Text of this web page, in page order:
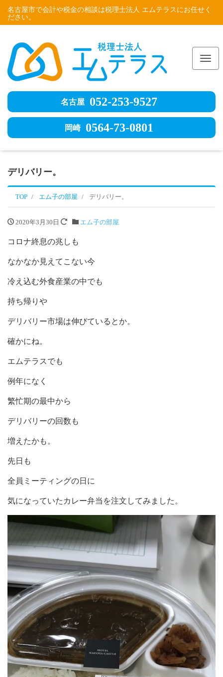
名古屋市で会計や税金の相談は税理士法人 エムテラスにお任せく
ださい。
名古屋 052-253-9527
岡崎 0564-73-0801
デリバリー。
TOP エム子の部屋 デリバリー。
2020年3月30日 エム子の部屋
コロナ終息の兆しも
なかなか見えてこない今
冷え込む外食産業の中でも
持ち帰りや
デリバリー市場は伸びているとか。
確かにね。
エムテラスでも
例年になく
繁忙期の最中から
デリバリーの回数も
増えたかも。
先日も
全員ミーティングの日に
気になっていたカレー弁当を注文してみました。